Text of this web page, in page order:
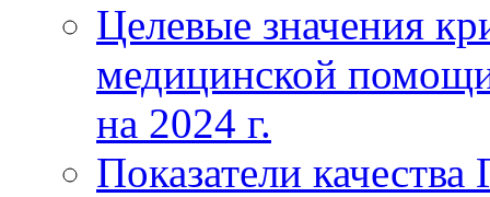
Целевые значения
медицинской
на 2024 г.
Показатели